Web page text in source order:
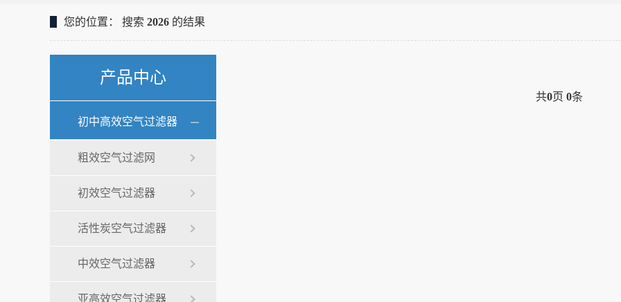
您的位置： 搜索 2026 的结果
产品中心
初中高效空气过滤器
粗效空气过滤网
初效空气过滤器
活性炭空气过滤器
中效空气过滤器
亚高效空气过滤器
共0页 0条